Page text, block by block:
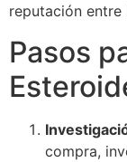
reputación entre
Pasos
compra,